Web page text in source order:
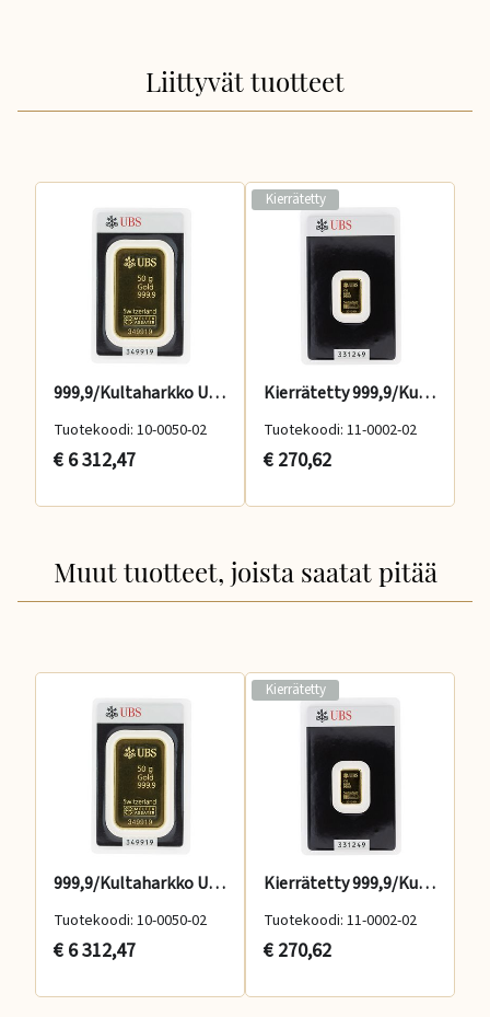
Liittyvät tuotteet
999,9/Kultaharkko UBS 50g
Tuotekoodi: 10-0050-02
€ 6 312,47
Kierrätetty
Kierrätetty 999,9/Kultaharkko UBS 2g
Tuotekoodi: 11-0002-02
€ 270,62
Muut tuotteet, joista saatat pitää
999,9/Kultaharkko UBS 50g
Tuotekoodi: 10-0050-02
€ 6 312,47
Kierrätetty
Kierrätetty 999,9/Kultaharkko UBS 2g
Tuotekoodi: 11-0002-02
€ 270,62